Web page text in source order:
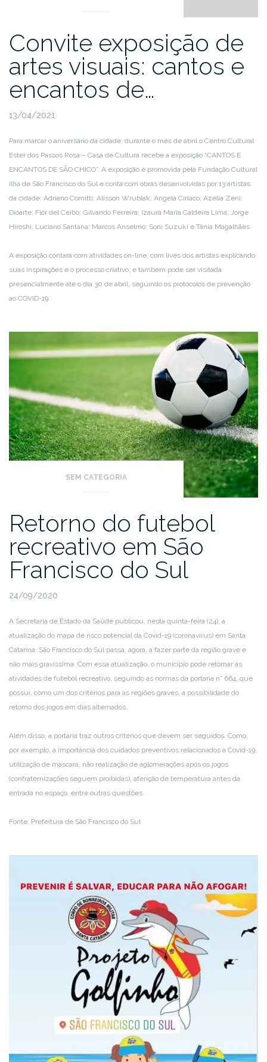
Convite exposição de
artes visuais: cantos e
encantos de…
13/04/2021
Para marcar o aniversário da cidade, durante o mês de abril o Centro Cultural
Ester dos Passos Rosa – Casa de Cultura recebe a exposição “CANTOS E
ENCANTOS DE SÃO CHICO”. A exposição é promovida pela Fundação Cultural
Ilha de São Francisco do Sul e conta com obras desenvolvidas por 13 artistas
da cidade: Adriano Comitti; Alisson Wrublak; Angela Ciriaco; Azelia Zeni;
Dioarte; Flor del Ceibo; Gilvando Ferreira; Izaura Maria Caldeira Lima; Jorge
Hiroshi; Luciano Santana; Marcos Anselmo; Soni Suzuki e Tânia Magalhães.
A exposição contará com atividades on-line, com lives dos artistas explicando
suas inspirações e o processo criativo, e também pode ser visitada
presencialmente até o dia 30 de abril, seguindo os protocolos de prevenção
ao COVID-19.
SEM CATEGORIA
Retorno do futebol
recreativo em São
Francisco do Sul
24/09/2020
A Secretaria de Estado da Saúde publicou, nesta quinta-feira (24), a
atualização do mapa de risco potencial da Covid-19 (coronavírus) em Santa
Catarina. São Francisco do Sul passa, agora, a fazer parte da região grave e
não mais gravíssima. Com essa atualização, o município pode retornar às
atividades de futebol recreativo, seguindo as normas da portaria n° 664, que
possui, como um dos critérios para as regiões graves, a possibilidade do
retorno dos jogos em dias alternados.
Além disso, a portaria traz outros critérios que devem ser seguidos. Como,
por exemplo, a importância dos cuidados preventivos relacionados à Covid-19,
utilização de máscara, não realização de aglomerações após os jogos
(confraternizações seguem proibidas), aferição de temperatura antes da
entrada no espaço, entre outras questões.
Fonte: Prefeitura de São Francisco do Sul